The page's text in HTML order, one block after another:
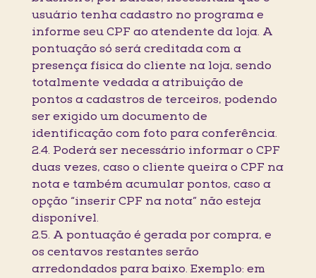
usuário tenha cadastro no programa e
informe seu CPF ao atendente da loja. A
pontuação só será creditada com a
presença física do cliente na loja, sendo
totalmente vedada a atribuição de
pontos a cadastros de terceiros, podendo
ser exigido um documento de
identificação com foto para conferência.
2.4. Poderá ser necessário informar o CPF
duas vezes, caso o cliente queira o CPF na
nota e também acumular pontos, caso a
opção “inserir CPF na nota” não esteja
disponível.
2.5. A pontuação é gerada por compra, e
os centavos restantes serão
arredondados para baixo. Exemplo: em